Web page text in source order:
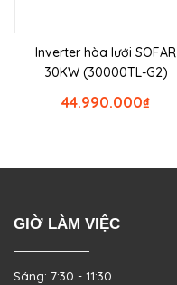
Inverter hòa lưới SOFAR
30KW (30000TL-G2)
₫
44.990.000
GIỜ LÀM VIỆC
Sáng: 7:30 - 11:30